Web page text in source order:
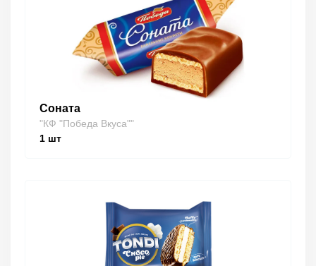
Соната
"КФ "Победа Вкуса""
1 шт